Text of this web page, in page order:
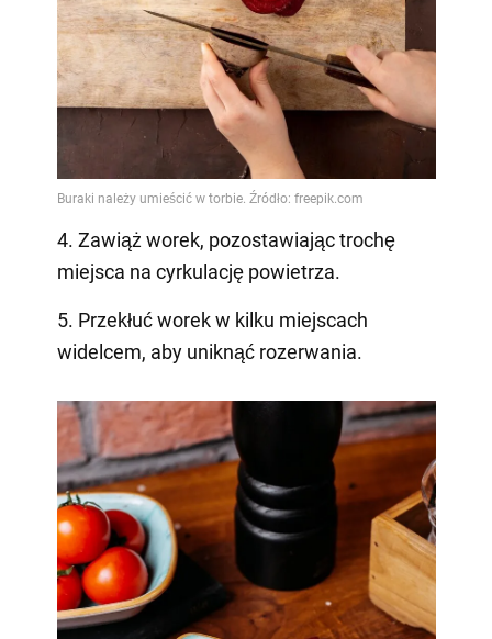
4. Zawiąż worek, pozostawiając trochę
miejsca na cyrkulację powietrza.
5. Przekłuć worek w kilku miejscach
widelcem, aby uniknąć rozerwania.